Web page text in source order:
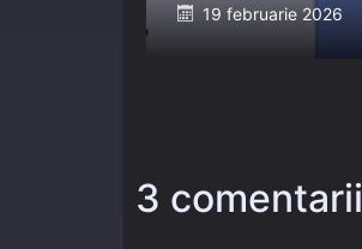
Posted
19 februarie 2026
3 comentarii